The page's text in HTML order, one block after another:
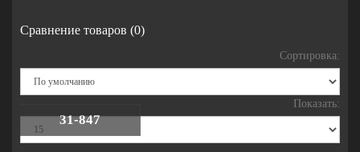
Сравнение товаров (0)
Сортировка:
Показать:
31-847